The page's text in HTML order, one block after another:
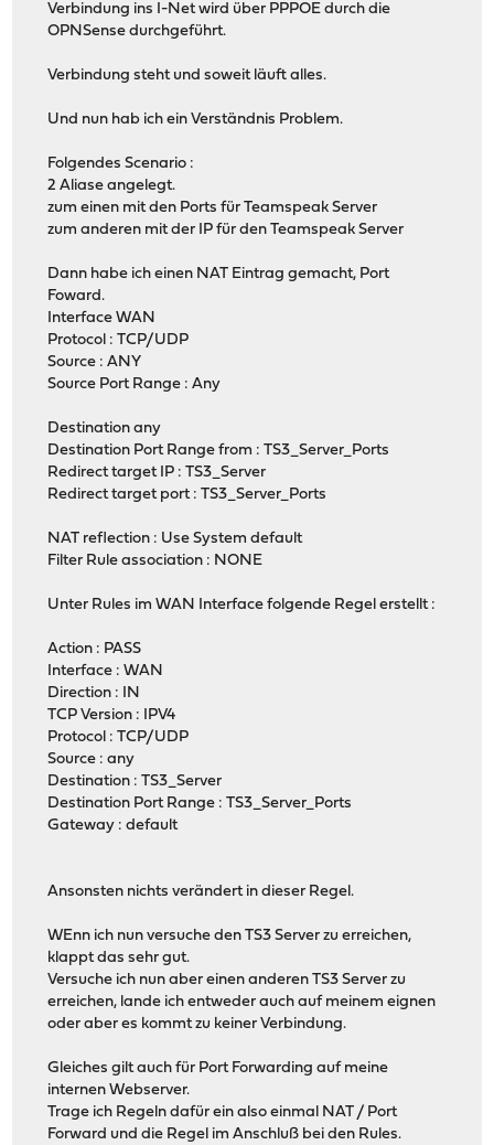
Verbindung ins I-Net wird über PPPOE durch die
OPNSense durchgeführt.
Verbindung steht und soweit läuft alles.
Und nun hab ich ein Verständnis Problem.
Folgendes Scenario :
2 Aliase angelegt.
zum einen mit den Ports für Teamspeak Server
zum anderen mit der IP für den Teamspeak Server
Dann habe ich einen NAT Eintrag gemacht, Port
Foward.
Interface WAN
Protocol : TCP/UDP
Source : ANY
Source Port Range : Any
Destination any
Destination Port Range from : TS3_Server_Ports
Redirect target IP : TS3_Server
Redirect target port : TS3_Server_Ports
NAT reflection : Use System default
Filter Rule association : NONE
Unter Rules im WAN Interface folgende Regel erstellt :
Action : PASS
Interface : WAN
Direction : IN
TCP Version : IPV4
Protocol : TCP/UDP
Source : any
Destination : TS3_Server
Destination Port Range : TS3_Server_Ports
Gateway : default
Ansonsten nichts verändert in dieser Regel.
WEnn ich nun versuche den TS3 Server zu erreichen,
klappt das sehr gut.
Versuche ich nun aber einen anderen TS3 Server zu
erreichen, lande ich entweder auch auf meinem eignen
oder aber es kommt zu keiner Verbindung.
Gleiches gilt auch für Port Forwarding auf meine
internen Webserver.
Trage ich Regeln dafür ein also einmal NAT / Port
Forward und die Regel im Anschluß bei den Rules.